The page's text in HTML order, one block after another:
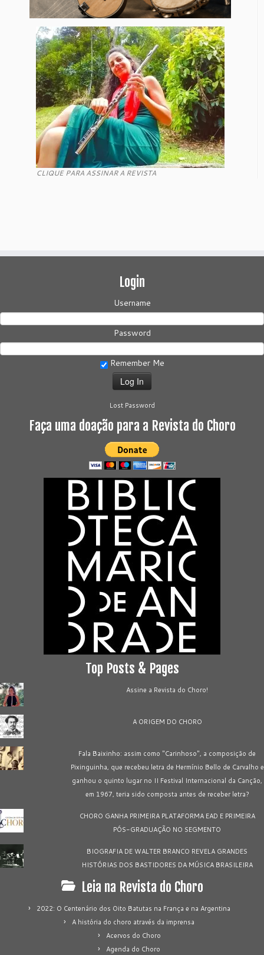
CLIQUE PARA ASSINAR A REVISTA
Login
Username
Password
Remember Me
Lost Password
Faça uma doação para a Revista do Choro
Top Posts & Pages
Assine a Revista do Choro!
A ORIGEM DO CHORO
Fala Baixinho: assim como "Carinhoso", a composição de
Pixinguinha, que recebeu letra de Hermínio Bello de Carvalho e
ganhou o quinto lugar no II Festival Internacional da Canção,
em 1967, teria sido composta antes de receber letra?
CHORO GANHA PRIMEIRA PLATAFORMA EAD E PRIMEIRA
PÓS-GRADUAÇÃO NO SEGMENTO
BIOGRAFIA DE WALTER BRANCO REVELA GRANDES
HISTÓRIAS DOS BASTIDORES DA MÚSICA BRASILEIRA
Leia na Revista do Choro
2022: O Centenário dos Oito Batutas na França e na Argentina
A história do choro através da imprensa
Acervos do Choro
Agenda do Choro